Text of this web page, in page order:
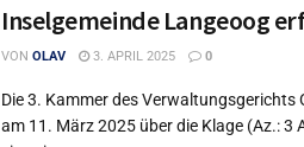
Inselgemeinde Langeoog
VON OLAV 3. APRIL 2025 0
Die 3. Kammer des Verwaltungsgerichts
am 11. März 2025 über die Klage (Az.: 3